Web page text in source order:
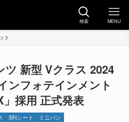
検索 MENU
新型 Vクラス 2024
ンフォテインメント
採用 正式発表
3列シート ミニバン